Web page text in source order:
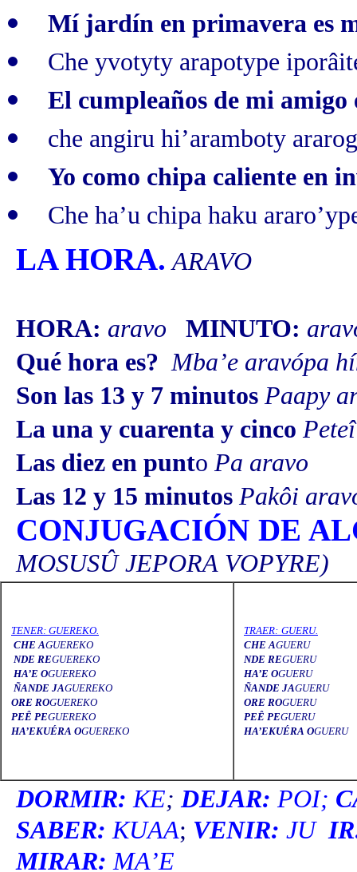
Mí jardín en primavera es
Che yvotyty arapotype
El cumpleaños de mi amigo
che angiru hi’aramboty
Yo como chipa caliente en
Che ha’u chipa haku
LA HORA. ARAVO
HORA: aravo MINUTO:
Qué hora es? Mba’e aravópa
Son las 13 y 7 minutos Paapy
La una y cuarenta y cinco
Las diez en punto Pa aravo
Las 12 y 15 minutos Pakôi
CONJUGACIÓN DE
MOSUSÛ JEPORA VOPYRE)
TENER: GUEREKO.
CHE AGUEREKO
NDE REGUEREKO
HA’E OGUEREKO
ÑANDE JAGUEREKO
ORE ROGUEREKO
PEÊ PEGUEREKO
HA’EKUÉRA OGUEREKO
TRAER: GUERU.
CHE AGUERU
NDE REGUERU
HA’E OGUERU
ÑANDE JAGUERU
ORE ROGUERU
PEÊ PEGUERU
HA’EKUÉRA OGUERU
DORMIR: KE; DEJAR: POI;
SABER: KUAA; VENIR: JU
MIRAR: MA’E